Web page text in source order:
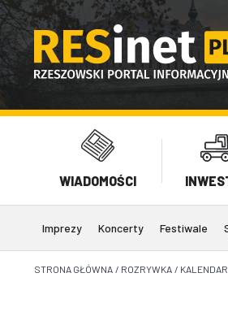
WIADOMOŚCI
Imprezy Koncerty Festiwale
STRONA GŁÓWNA / ROZRYWKA /